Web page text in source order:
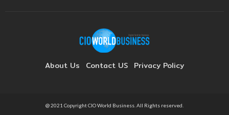
About Us Contact US Privacy Policy
@ 2021 Copyright CIO World Business. All Rights reserved.